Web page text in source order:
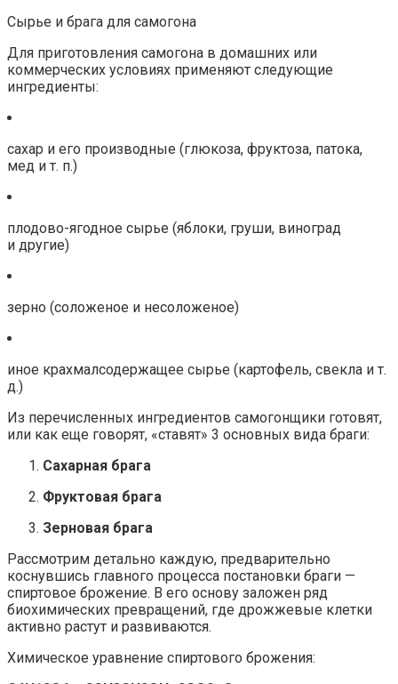
Сырье и брага для самогона
Для приготовления самогона в домашних или
коммерческих условиях применяют следующие
ингредиенты:
сахар и его производные (глюкоза, фруктоза, патока,
мед и т. п.)
плодово-ягодное сырье (яблоки, груши, виноград
и другие)
зерно (соложеное и несоложеное)
иное крахмалсодержащее сырье (картофель, свекла и т.
д.)
Из перечисленных ингредиентов самогонщики готовят,
или как еще говорят, «ставят» 3 основных вида браги:
Сахарная брага
Фруктовая брага
Зерновая брага
Рассмотрим детально каждую, предварительно
коснувшись главного процесса постановки браги —
спиртовое брожение. В его основу заложен ряд
биохимических превращений, где дрожжевые клетки
активно растут и развиваются.
Химическое уравнение спиртового брожения: